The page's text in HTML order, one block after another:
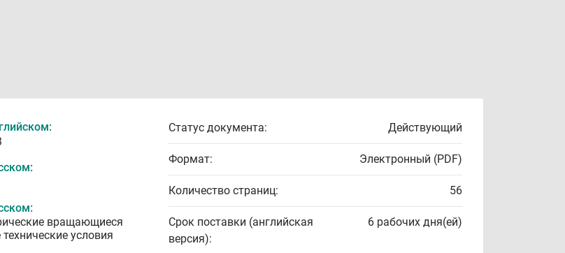
вращающиеся
условия
Статус документа: Действующий
Формат: Электронный (PDF)
Количество страниц: 56
Срок поставки (английская
версия):
6 рабочих дня(ей)